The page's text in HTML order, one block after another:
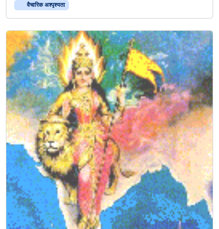
’
है
,
इ
स
के
लि
ए
अ
भि
म
न्यु
की
ज
रू
र
त
ही
न
वैचारिक अश्‍पृश्‍यता